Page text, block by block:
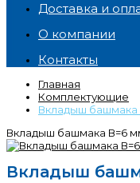
Доставка и
О компании
Контакты
Главная
Комплектующие
Вкладыш башмака
Вкладыш башмака В=6
Вкладыш